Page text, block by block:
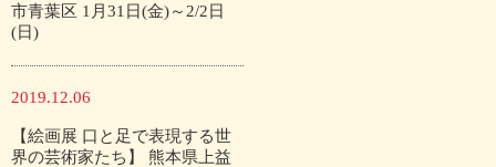
市青葉区 1月31日(金)～2/2日
(日)
2019.12.06
【絵画展 口と足で表現する世
界の芸術家たち】 熊本県上益